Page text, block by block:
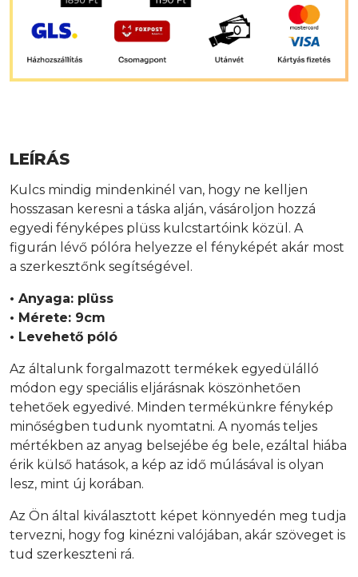
LEÍRÁS
Kulcs mindig mindenkinél van, hogy ne kelljen
hosszasan keresni a táska alján, vásároljon hozzá
egyedi fényképes plüss kulcstartóink közül. A
figurán lévő pólóra helyezze el fényképét akár most
a szerkesztőnk segítségével.
• Anyaga: plüss
• Mérete: 9cm
• Levehető póló
Az általunk forgalmazott termékek egyedülálló
módon egy speciális eljárásnak köszönhetően
tehetőek egyedivé. Minden termékünkre fénykép
minőségben tudunk nyomtatni. A nyomás teljes
mértékben az anyag belsejébe ég bele, ezáltal hiába
érik külső hatások, a kép az idő múlásával is olyan
lesz, mint új korában.
Az Ön által kiválasztott képet könnyedén meg tudja
tervezni, hogy fog kinézni valójában, akár szöveget is
tud szerkeszteni rá.